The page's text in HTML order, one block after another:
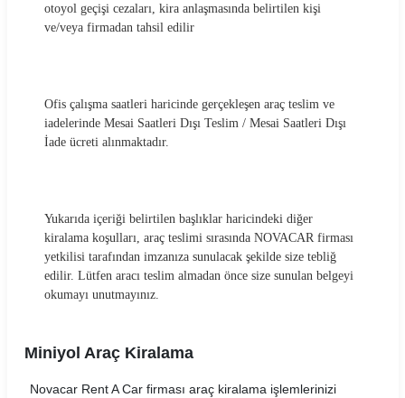
otoyol geçişi cezaları, kira anlaşmasında belirtilen kişi
ve/veya firmadan tahsil edilir
Ofis çalışma saatleri haricinde gerçekleşen araç teslim ve
iadelerinde Mesai Saatleri Dışı Teslim / Mesai Saatleri Dışı
İade ücreti alınmaktadır.
Yukarıda içeriği belirtilen başlıklar haricindeki diğer
kiralama koşulları, araç teslimi sırasında NOVACAR firması
yetkilisi tarafından imzanıza sunulacak şekilde size tebliğ
edilir. Lütfen aracı teslim almadan önce size sunulan belgeyi
okumayı unutmayınız.
Miniyol Araç Kiralama
Novacar Rent A Car firması araç kiralama işlemlerinizi